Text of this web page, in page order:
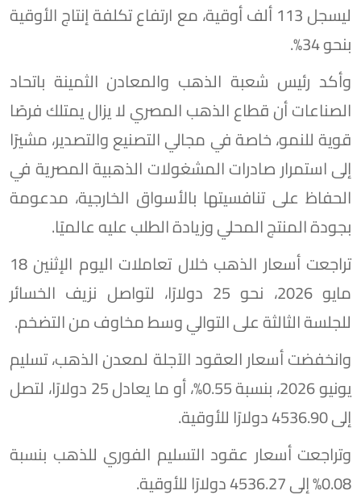
ليسجل 113 ألف أوقية، مع ارتفاع تكلفة إنتاج الأوقية
بنحو 34%.
وأكد رئيس شعبة الذهب والمعادن الثمينة باتحاد
الصناعات أن قطاع الذهب المصري لا يزال يمتلك فرصًا
قوية للنمو، خاصة في مجالي التصنيع والتصدير، مشيرًا
إلى استمرار صادرات المشغولات الذهبية المصرية في
الحفاظ على تنافسيتها بالأسواق الخارجية، مدعومة
بجودة المنتج المحلي وزيادة الطلب عليه عالميًا.
تراجعت أسعار الذهب خلال تعاملات اليوم الإثنين 18
مايو 2026، نحو 25 دولارًا، لتواصل نزيف الخسائر
للجلسة الثالثة على التوالي وسط مخاوف من التضخم.
وانخفضت أسعار العقود الآجلة لمعدن الذهب، تسليم
يونيو 2026، بنسبة 0.55%، أو ما يعادل 25 دولارًا، لتصل
إلى 4536.90 دولارًا للأوقية.
وتراجعت أسعار عقود التسليم الفوري للذهب بنسبة
0.08% إلى 4536.27 دولارًا للأوقية.